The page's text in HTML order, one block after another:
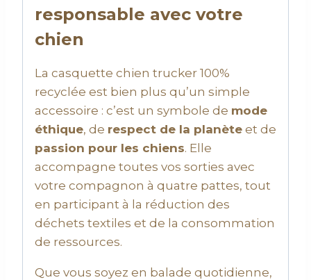
responsable avec votre
chien
La casquette chien trucker 100%
recyclée est bien plus qu’un simple
accessoire : c’est un symbole de mode
éthique, de respect de la planète et de
passion pour les chiens. Elle
accompagne toutes vos sorties avec
votre compagnon à quatre pattes, tout
en participant à la réduction des
déchets textiles et de la consommation
de ressources.
Que vous soyez en balade quotidienne,